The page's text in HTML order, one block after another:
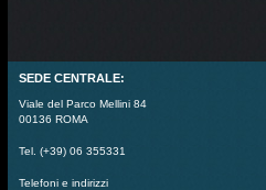
SEDE CENTRALE:
Viale del Parco Mellini 84
00136 ROMA
Tel. (+39) 06 355331
Telefoni e indirizzi